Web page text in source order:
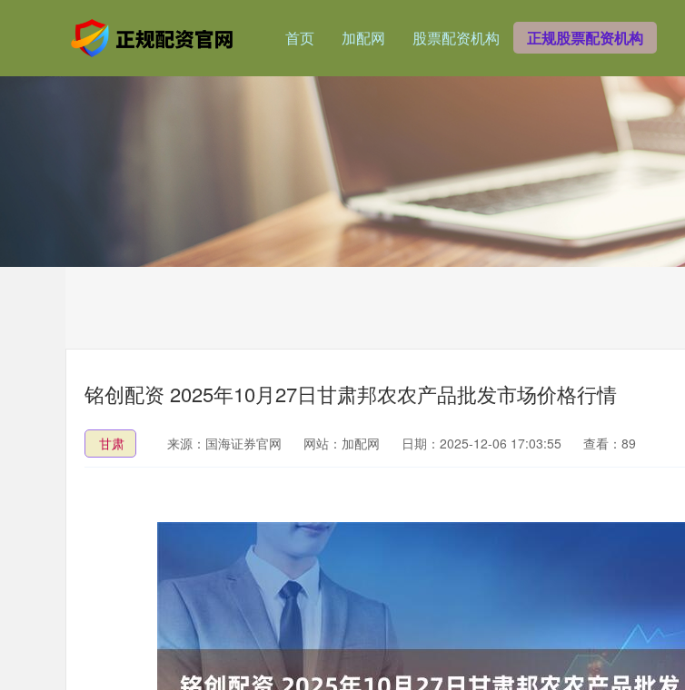
首页 加配网 股票配资机构 正规股票配资机构
铭创配资 2025年10月27日甘肃邦农农产品批发市场价格行情
甘肃 来源：国海证券官网 网站：加配网 日期：2025-12-06 17:03:55 查看：89